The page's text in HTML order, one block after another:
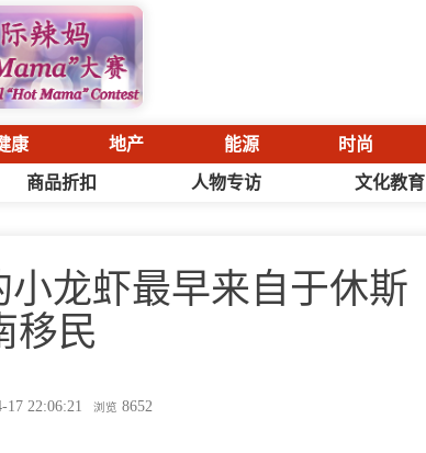
康 地产 能源 时尚
商品折扣 人物专访 文化教育
小龙虾最早来自于休斯
移民
17 22:06:21 浏览 8652